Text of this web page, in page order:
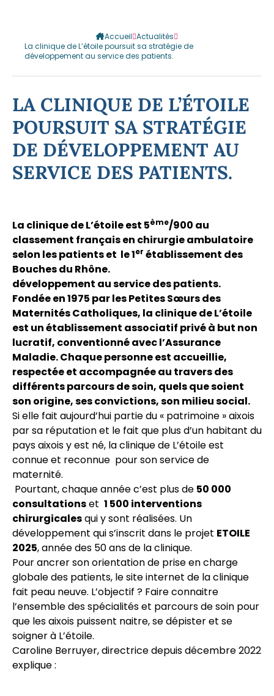
Accueil Actualités
La clinique de L’étoile poursuit sa stratégie de
développement au service des patients.
LA CLINIQUE DE L’ÉTOILE
POURSUIT SA STRATÉGIE
DE DÉVELOPPEMENT AU
SERVICE DES PATIENTS.
La clinique de L’étoile est 5ème/900 au
classement français en chirurgie ambulatoire
selon les patients et le 1er établissement des
Bouches du Rhône.
développement au service des patients.
Fondée en 1975 par les Petites Sœurs des
Maternités Catholiques, la clinique de L’étoile
est un établissement associatif privé à but non
lucratif, conventionné avec l’Assurance
Maladie. Chaque personne est accueillie,
respectée et accompagnée au travers des
différents parcours de soin, quels que soient
son origine, ses convictions, son milieu social.
Si elle fait aujourd’hui partie du « patrimoine » aixois
par sa réputation et le fait que plus d’un habitant du
pays aixois y est né, la clinique de L’étoile est
connue et reconnue pour son service de
maternité.
Pourtant, chaque année c’est plus de 50 000
consultationset 1 500 interventions
chirurgicalesqui y sont réalisées. Un
développement qui s’inscrit dans le projet ETOILE
2025, année des 50 ans de la clinique.
Pour ancrer son orientation de prise en charge
globale des patients, le site internet de la clinique
fait peau neuve. L’objectif ? Faire connaitre
l’ensemble des spécialités et parcours de soin pour
que les aixois puissent naitre, se dépister et se
soigner à L’étoile.
Caroline Berruyer, directrice depuis décembre 2022
explique :